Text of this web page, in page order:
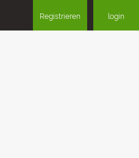
Registrieren login